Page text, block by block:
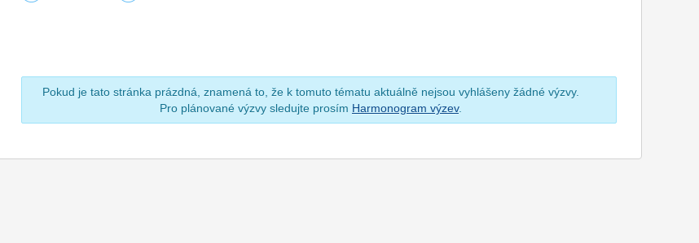
Pokud je tato stránka prázdná, znamená to, že k tomuto tématu aktuálně nejsou vyhlášeny žádné výzvy.
Pro plánované výzvy sledujte prosím Harmonogram výzev.